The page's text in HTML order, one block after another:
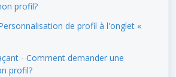
profil?
de profil à l'onglet «
- Comment demander une
profil?